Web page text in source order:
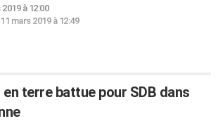
à 12:00
11 mars 2019 à 12:49
en terre battue pour SDB dans